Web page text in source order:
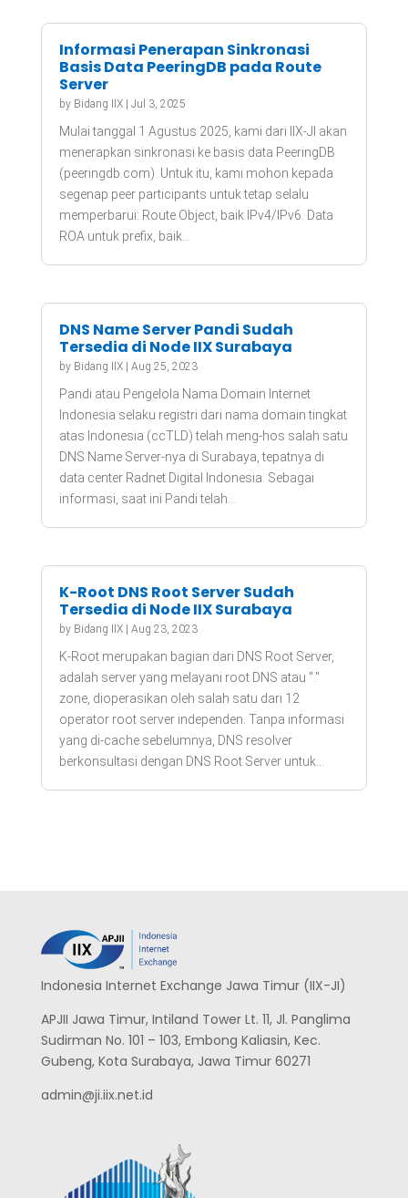
Informasi Penerapan Sinkronasi
Basis Data PeeringDB pada Route
Server
by Bidang IIX| Jul 3, 2025
Mulai tanggal 1 Agustus 2025, kami dari IIX-JI akan
menerapkan sinkronasi ke basis data PeeringDB
(peeringdb.com). Untuk itu, kami mohon kepada
segenap peer participants untuk tetap selalu
memperbarui: Route Object, baik IPv4/IPv6. Data
ROA untuk prefix, baik...
DNS Name Server Pandi Sudah
Tersedia di Node IIX Surabaya
by Bidang IIX| Aug 25, 2023
Pandi atau Pengelola Nama Domain Internet
Indonesia selaku registri dari nama domain tingkat
atas Indonesia (ccTLD) telah meng-hos salah satu
DNS Name Server-nya di Surabaya, tepatnya di
data center Radnet Digital Indonesia. Sebagai
informasi, saat ini Pandi telah...
K-Root DNS Root Server Sudah
Tersedia di Node IIX Surabaya
by Bidang IIX| Aug 23, 2023
K-Root merupakan bagian dari DNS Root Server,
adalah server yang melayani root DNS atau "."
zone, dioperasikan oleh salah satu dari 12
operator root server independen. Tanpa informasi
yang di-cache sebelumnya, DNS resolver
berkonsultasi dengan DNS Root Server untuk...
Indonesia Internet Exchange Jawa Timur (IIX-JI)
APJII Jawa Timur, Intiland Tower Lt. 11, Jl. Panglima
Sudirman No. 101 – 103, Embong Kaliasin, Kec.
Gubeng, Kota Surabaya, Jawa Timur 60271
admin@ji.iix.net.id